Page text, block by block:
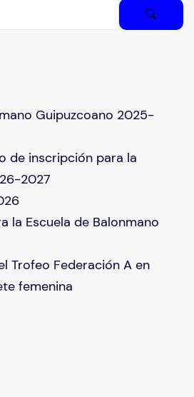
Guipuzcoano 2025-
de inscripción para la
2027
la Escuela de Balonmano
Trofeo Federación A en
femenina